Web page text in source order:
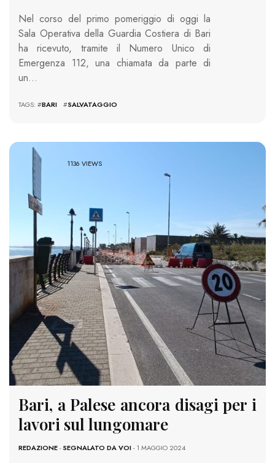
Nel corso del primo pomeriggio di oggi la
Sala Operativa della Guardia Costiera di Bari
ha ricevuto, tramite il Numero Unico di
Emergenza 112, una chiamata da parte di
un…
TAGS: #BARI #SALVATAGGIO
1136 VIEWS
Bari, a Palese ancora disagi per i
lavori sul lungomare
REDAZIONE-SEGNALATO DA VOI- 1 MAGGIO 2024